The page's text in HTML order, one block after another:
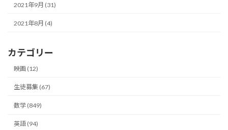
2021年9月 (31)
2021年8月 (4)
カテゴリー
映画 (12)
生徒募集 (67)
数学 (849)
英語 (94)